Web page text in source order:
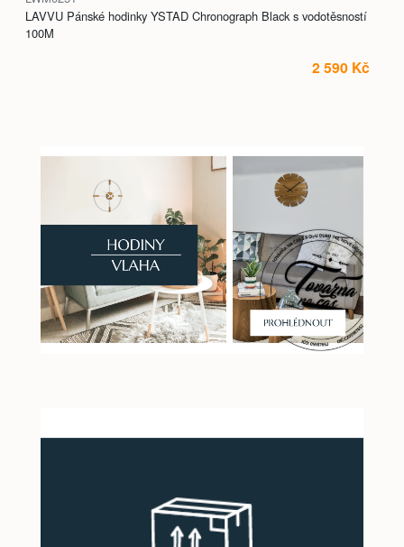
LAVVU Pánské hodinky YSTAD Chronograph Black s vodotěsností
100M
2 590 Kč